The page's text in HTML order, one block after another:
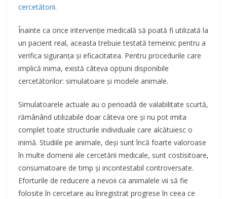
cercetătorii.
Înainte ca orice intervenție medicală să poată fi utilizată la
un pacient real, aceasta trebuie testată temeinic pentru a
verifica siguranța și eficacitatea. Pentru procedurile care
implică inima, există câteva opțiuni disponibile
cercetătorilor: simulatoare și modele animale.
Simulatoarele actuale au o perioadă de valabilitate scurtă,
rămânând utilizabile doar câteva ore și nu pot imita
complet toate structurile individuale care alcătuiesc o
inimă. Studiile pe animale, deși sunt încă foarte valoroase
în multe domenii ale cercetării medicale, sunt costisitoare,
consumatoare de timp și incontestabil controversate.
Eforturile de reducere a nevoii ca animalele vii să fie
folosite în cercetare au înregistrat progrese în ceea ce